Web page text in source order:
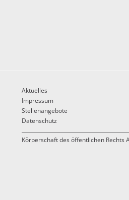
Aktuelles
Impressum
Stellenangebote
Datenschutz
Körperschaft des öffentlichen Rechts